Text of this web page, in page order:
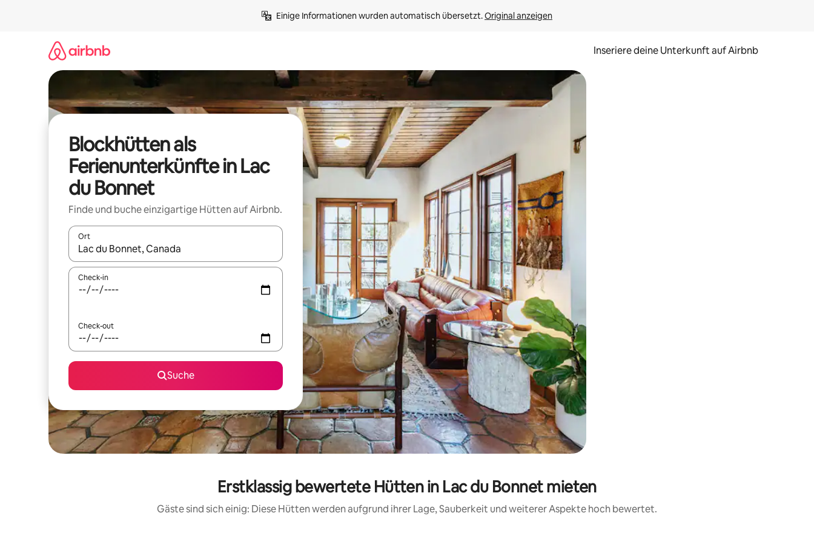
Einige Informationen wurden automatisch übersetzt. Original anzeigen
Inseriere deine Unterkunft auf Airbnb
Blockhütten als
Ferienunterkünfte in Lac
du Bonnet
Finde und buche einzigartige Hütten auf Airbnb.
Ort
Wenn Ergebnisse verfügbar sind, navigiere mit den Pfeiltasten nach oben und unten oder erkunde die Ergebnisse durch Berühren oder Wischgesten.
Check-in
Check-out
Suche
Erstklassig bewertete Hütten in Lac du Bonnet mieten
Gäste sind sich einig: Diese Hütten werden aufgrund ihrer Lage, Sauberkeit und weiterer Aspekte hoch bewertet.